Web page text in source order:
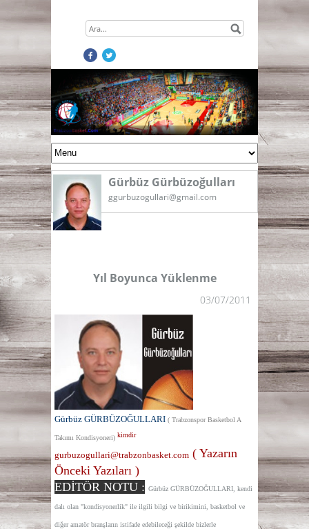
Gürbüz Gürbüzoğulları
ggurbuzogullari@gmail.com
Yıl Boyunca Yüklenme
03/07/2011
Gürbüz GÜRBÜZOĞULLARI ( Trabzonspor Basketbol A
Takımı Kondisyoneri) kimdir
gurbuzogullari@trabzonbasket.com ( Yazarın
Önceki Yazıları )
EDİTÖR NOTU : Gürbüz GÜRBÜZOĞULLARI, kendi
dalı olan "kondisyonerlik" ile ilgili bilgi ve birikimini, basketbol ve
diğer amatör branşların istifade edebileceği şekilde bizlerle